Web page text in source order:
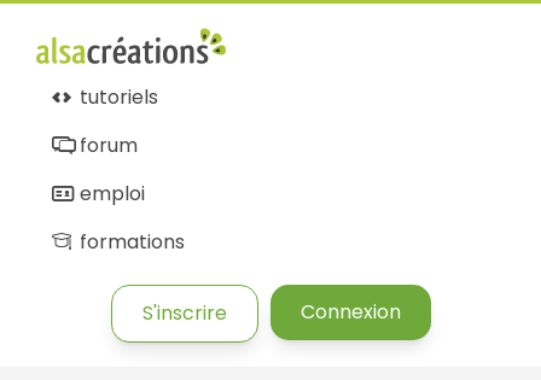
tutoriels
forum
emploi
formations
S'inscrire Connexion